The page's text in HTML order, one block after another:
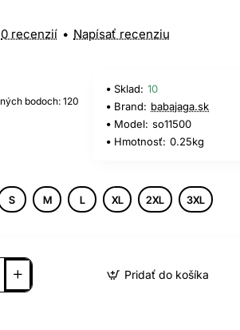
0 recenzií • Napísať recenziu
bodoch: 120
Sklad: 10
Brand: babajaga.sk
Model: so11500
Hmotnosť: 0.25kg
S M L XL 2XL 3XL
Pridať do košíka